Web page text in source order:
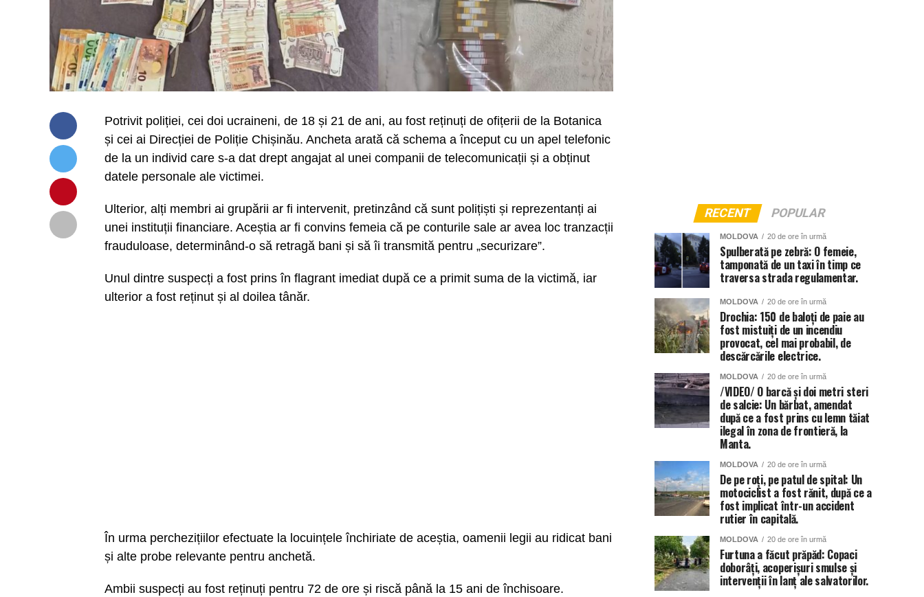
Potrivit poliției, cei doi ucraineni, de 18 și 21 de ani, au fost reținuți de ofițerii de la Botanica
și cei ai Direcției de Poliție Chișinău. Ancheta arată că schema a început cu un apel telefonic
de la un individ care s-a dat drept angajat al unei companii de telecomunicații și a obținut
datele personale ale victimei.
Ulterior, alți membri ai grupării ar fi intervenit, pretinzând că sunt polițiști și reprezentanți ai
unei instituții financiare. Aceștia ar fi convins femeia că pe conturile sale ar avea loc tranzacții
frauduloase, determinând-o să retragă bani și să îi transmită pentru „securizare”.
Unul dintre suspecți a fost prins în flagrant imediat după ce a primit suma de la victimă, iar
ulterior a fost reținut și al doilea tânăr.
În urma perchezițiilor efectuate la locuințele închiriate de aceștia, oamenii legii au ridicat bani
și alte probe relevante pentru anchetă.
Ambii suspecți au fost reținuți pentru 72 de ore și riscă până la 15 ani de închisoare.
RECENT POPULAR
MOLDOVA 20 de ore în urmă
Spulberată pe zebră: O femeie,
tamponată de un taxi în timp ce
traversa strada regulamentar.
MOLDOVA 20 de ore în urmă
Drochia: 150 de baloți de paie au
fost mistuiți de un incendiu
provocat, cel mai probabil, de
descărcările electrice.
MOLDOVA 20 de ore în urmă
/VIDEO/ O barcă și doi metri steri
de salcie: Un bărbat, amendat
după ce a fost prins cu lemn tăiat
ilegal în zona de frontieră, la
Manta.
MOLDOVA 20 de ore în urmă
De pe roți, pe patul de spital: Un
motociclist a fost rănit, după ce a
fost implicat într-un accident
rutier în capitală.
MOLDOVA 20 de ore în urmă
Furtuna a făcut prăpăd: Copaci
doborâți, acoperișuri smulse și
intervenții în lanț ale salvatorilor.